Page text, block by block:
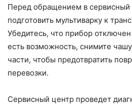
Перед обращением в сервисный
подготовить мультиварку к
Убедитесь, что прибор
есть возможность, снимите
части, чтобы предотвратить
перевозки.
Сервисный центр проведет